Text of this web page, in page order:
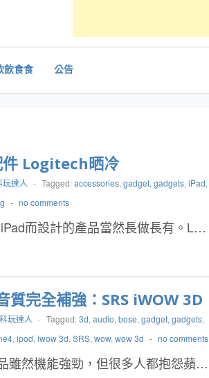
飲食食 公告
Logitech晒冷
玩達人 - Tagged:accessories, gadget, gadgets, iPad,
- no comments
而設計的產品當然長做長有。L…
完全補強：SRS iWOW 3D
科玩達人 - Tagged:3d, audio, bose, gadget, gadgets,
, ipod, iwow 3d, SRS, wow, wow 3d - no comments
雖然機能強勁，但很多人都抱怨蘋…